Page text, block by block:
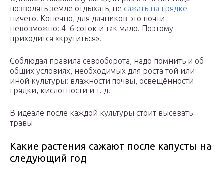
позволять земле отдыхать, не сажать на грядке
ничего. Конечно, для дачников это почти
невозможно: 4–6 соток и так мало. Поэтому
приходится «крутиться».
Соблюдая правила севооборота, надо помнить и об
общих условиях, необходимых для роста той или
иной культуры: влажности почвы, освещённости
грядки, кислотности и т. д.
В идеале после каждой культуры стоит высевать
травы
Какие растения сажают после капусты на
следующий год